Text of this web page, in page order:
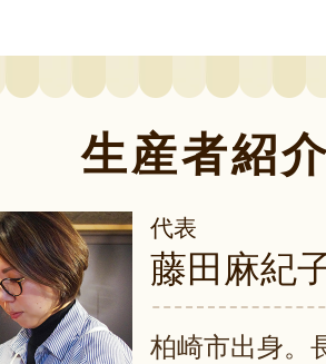
生産者紹
代表
藤田麻紀
柏崎市出身。